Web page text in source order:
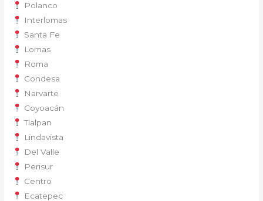
Polanco
Interlomas
Santa Fe
Lomas
Roma
Condesa
Narvarte
Coyoacán
Tlalpan
Lindavista
Del Valle
Perisur
Centro
Ecatepec